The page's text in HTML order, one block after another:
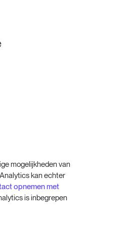
mogelijkheden van
kan echter
opnemen met
is inbegrepen